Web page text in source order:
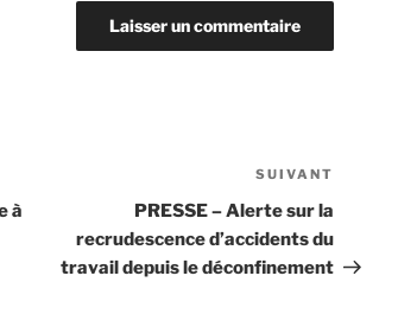
à
SUIVANT
PRESSE – Alerte sur la
recrudescence d’accidents du
travail depuis le déconfinement